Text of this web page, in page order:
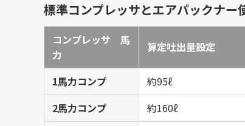
標準コンプレッサとエアパックナー
コンプレッサ 馬
力
算定吐出量設定
1馬力コンプ 約95ℓ
2馬力コンプ
約160ℓ